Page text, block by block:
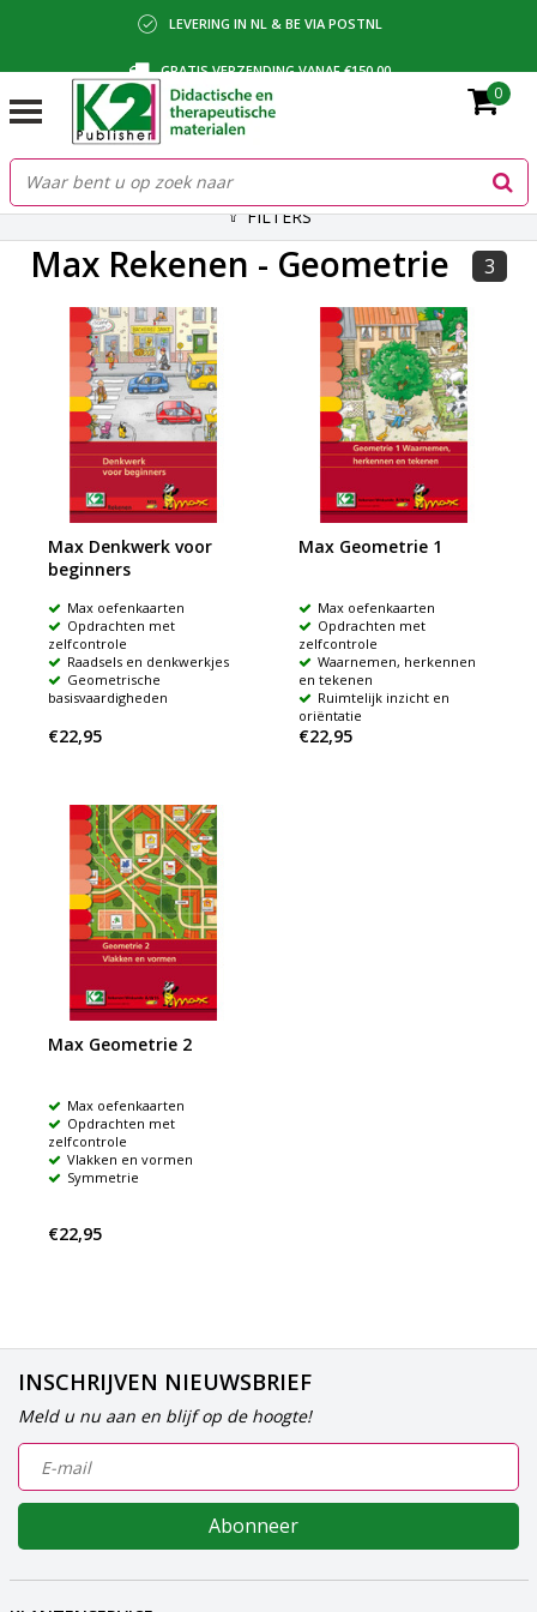
LEVERING IN NL & BE VIA POSTNL
GRATIS VERZENDING VANAF €150,00
BETALING VIA IDEAL, BANCONTACT OF FACTUUR
0
FILTERS
Max Rekenen - Geometrie 3
Max Denkwerk voor
beginners
Max oefenkaarten
Opdrachten met
zelfcontrole
Raadsels en denkwerkjes
Geometrische
basisvaardigheden
€22,95
Max Geometrie 1
Max oefenkaarten
Opdrachten met
zelfcontrole
Waarnemen, herkennen
en tekenen
Ruimtelijk inzicht en
oriëntatie
€22,95
Max Geometrie 2
Max oefenkaarten
Opdrachten met
zelfcontrole
Vlakken en vormen
Symmetrie
€22,95
INSCHRIJVEN NIEUWSBRIEF
Meld u nu aan en blijf op de hoogte!
Abonneer